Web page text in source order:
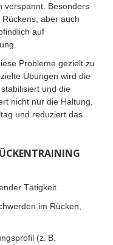
verspannt. Besonders
aber auch
auf
Probleme gezielt zu
Übungen wird die
und die
nicht nur die Haltung,
und reduziert das
Tätigkeit
im Rücken,
(z. B.